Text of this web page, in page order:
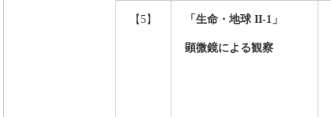
【5】 「生命・地球 II-1」
顕微鏡による観察